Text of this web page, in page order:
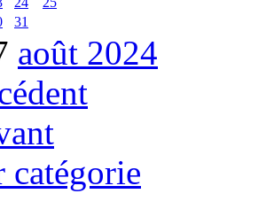
31
août 2024
catégorie